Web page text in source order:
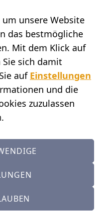
Shop
unsere Website
das bestmögliche
Mit dem Klick auf
Sie sich damit
auf Einstellungen
und die
zuzulassen